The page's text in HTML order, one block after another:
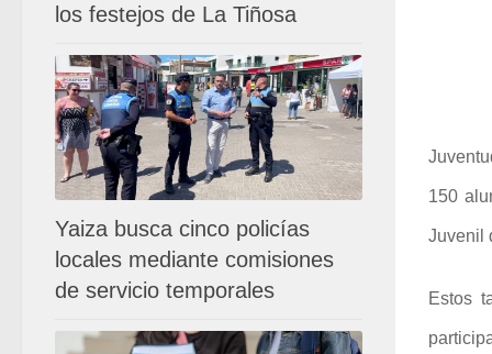
150
Juvenil
Estos
los festejos de La Tiñosa
Yaiza busca cinco policías
locales mediante comisiones
de servicio temporales